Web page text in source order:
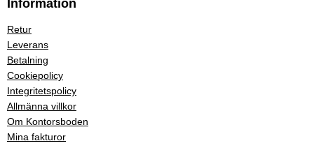
Information
Retur
Leverans
Betalning
Cookiepolicy
Integritetspolicy
Allmänna villkor
Om Kontorsboden
Mina fakturor